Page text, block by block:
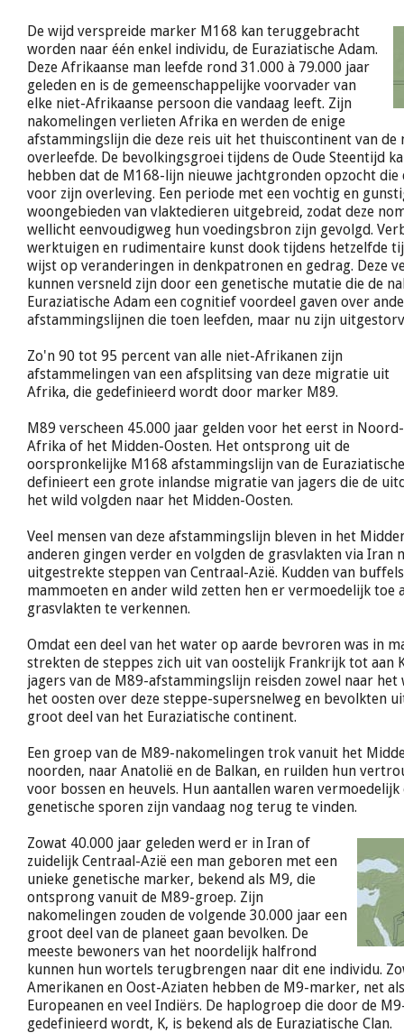
De wijd verspreide marker M168 kan teruggebracht
worden naar één enkel individu, de Euraziatische Adam.
Deze Afrikaanse man leefde rond 31.000 à 79.000 jaar
geleden en is de gemeenschappelijke voorvader van
elke niet-Afrikaanse persoon die vandaag leeft. Zijn
nakomelingen verlieten Afrika en werden de enige
afstammingslijn die deze reis uit het thuiscontinent van de
overleefde. De bevolkingsgroei tijdens de Oude Steentijd
hebben dat de M168-lijn nieuwe jachtgronden opzocht die
voor zijn overleving. Een periode met een vochtig en
woongebieden van vlaktedieren uitgebreid, zodat deze
wellicht eenvoudigweg hun voedingsbron zijn gevolgd.
werktuigen en rudimentaire kunst dook tijdens hetzelfde
wijst op veranderingen in denkpatronen en gedrag. Deze
kunnen versneld zijn door een genetische mutatie die de
Euraziatische Adam een cognitief voordeel gaven over
afstammingslijnen die toen leefden, maar nu zijn
Zo'n 90 tot 95 percent van alle niet-Afrikanen zijn
afstammelingen van een afsplitsing van deze migratie uit
Afrika, die gedefinieerd wordt door marker M89.
M89 verscheen 45.000 jaar gelden voor het eerst in Noord-
Afrika of het Midden-Oosten. Het ontsprong uit de
oorspronkelijke M168 afstammingslijn van de
definieert een grote inlandse migratie van jagers die de
het wild volgden naar het Midden-Oosten.
Veel mensen van deze afstammingslijn bleven in het
anderen gingen verder en volgden de grasvlakten via Iran
uitgestrekte steppen van Centraal-Azië. Kudden van
mammoeten en ander wild zetten hen er vermoedelijk toe
grasvlakten te verkennen.
Omdat een deel van het water op aarde bevroren was in
strekten de steppes zich uit van oostelijk Frankrijk tot aan
jagers van de M89-afstammingslijn reisden zowel naar het
het oosten over deze steppe-supersnelweg en bevolkten
groot deel van het Euraziatische continent.
Een groep van de M89-nakomelingen trok vanuit het
noorden, naar Anatolië en de Balkan, en ruilden hun
voor bossen en heuvels. Hun aantallen waren
genetische sporen zijn vandaag nog terug te vinden.
Zowat 40.000 jaar geleden werd er in Iran of
zuidelijk Centraal-Azië een man geboren met een
unieke genetische marker, bekend als M9, die
ontsprong vanuit de M89-groep. Zijn
nakomelingen zouden de volgende 30.000 jaar een
groot deel van de planeet gaan bevolken. De
meeste bewoners van het noordelijk halfrond
kunnen hun wortels terugbrengen naar dit ene individu.
Amerikanen en Oost-Aziaten hebben de M9-marker, net
Europeanen en veel Indiërs. De haplogroep die door de
gedefinieerd wordt, K, is bekend als de Euraziatische Clan.